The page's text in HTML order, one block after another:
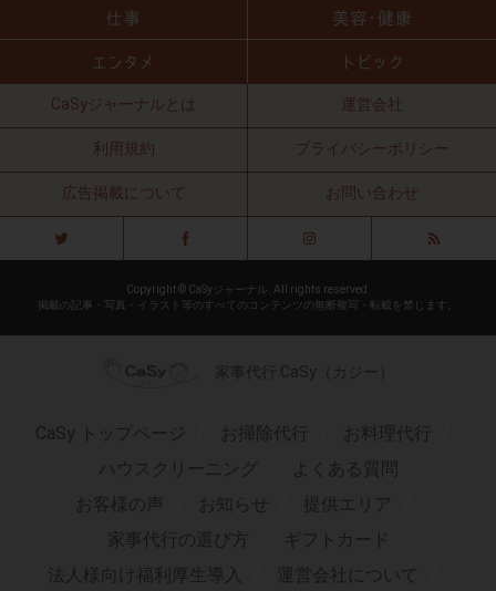
CaSyジャーナルとは 運営会社
利用規約 プライバシーポリシー
広告掲載について お問い合わせ
Copyright © CaSyジャーナル. All rights reserved.
掲載の記事・写真・イラスト等のすべてのコンテンツの無断複写・転載を禁じます。
家事代行 CaSy（カジー）
CaSy トップページ お掃除代行
お料理代行
ハウスクリーニング
よくある質問
お客様の声
お知らせ
提供エリア
家事代行の選び方
ギフトカード
法人様向け福利厚生導入
運営会社について